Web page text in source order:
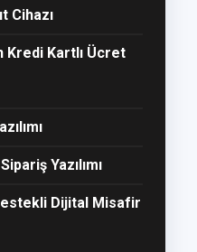
Cihazı
Kredi Kartlı Ücret
Yazılımı
Dijital Misafir